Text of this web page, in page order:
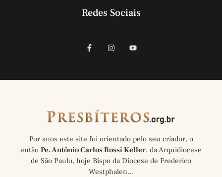
Redes Sociais
Por anos este site foi orientado pelo seu criador, o
então Pe. Antônio Carlos Rossi Keller, da Arquidiocese
de São Paulo, hoje Bispo da Diocese de Frederico
Westphalen…